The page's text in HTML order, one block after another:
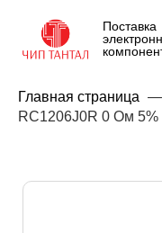
Поставка
Главная страница —
RC1206J0R 0 Ом 5%